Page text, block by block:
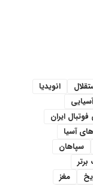
انویدیا
ایران
آسیا
سپاهان
مغز